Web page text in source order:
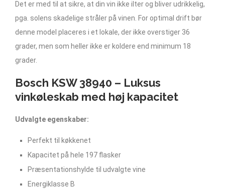
Det er med til at sikre, at din vin ikke ilter og bliver udrikkelig,
pga. solens skadelige stråler på vinen. For optimal drift bør
denne model placeres i et lokale, der ikke overstiger 36
grader, men som heller ikke er koldere end minimum 18
grader.
Bosch KSW 38940 – Luksus
vinkøleskab med høj kapacitet
Udvalgte egenskaber:
Perfekt til køkkenet
Kapacitet på hele 197 flasker
Præsentationshylde til udvalgte vine
Energiklasse B